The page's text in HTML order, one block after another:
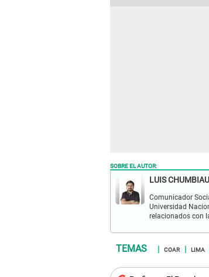
SOBRE EL AUTOR:
LUIS
Comunicador
Universidad
relacionados con
COAR LIMA